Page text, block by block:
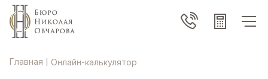
Главная Онлайн-калькулятор